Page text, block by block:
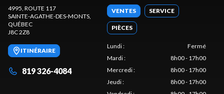
4995, ROUTE 117
SAINTE-AGATHE-DES-MONTS,
QUÉBEC
J8C 2Z8
ITINÉRAIRE
819 326-4084
VENTES SERVICE
PIÈCES
Lundi:
Fermé
Mardi:
8h00 - 17h00
Mercredi:
8h00 - 17h00
Jeudi:
8h00 - 17h00